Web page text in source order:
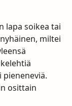
lapa soikea tai
miltei
osittain